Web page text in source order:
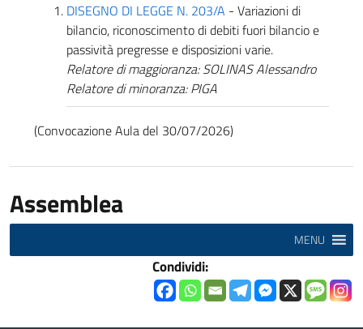
DISEGNO DI LEGGE N. 203/A - Variazioni di
bilancio, riconoscimento di debiti fuori bilancio e
passività pregresse e disposizioni varie.
Relatore di maggioranza: SOLINAS Alessandro
Relatore di minoranza: PIGA
(Convocazione Aula del 30/07/2026)
Assemblea
MENU
Condividi: